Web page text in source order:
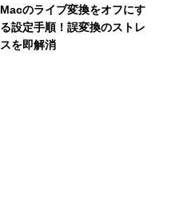
Macのライブ変換をオフにす
る設定手順！誤変換のストレ
スを即解消